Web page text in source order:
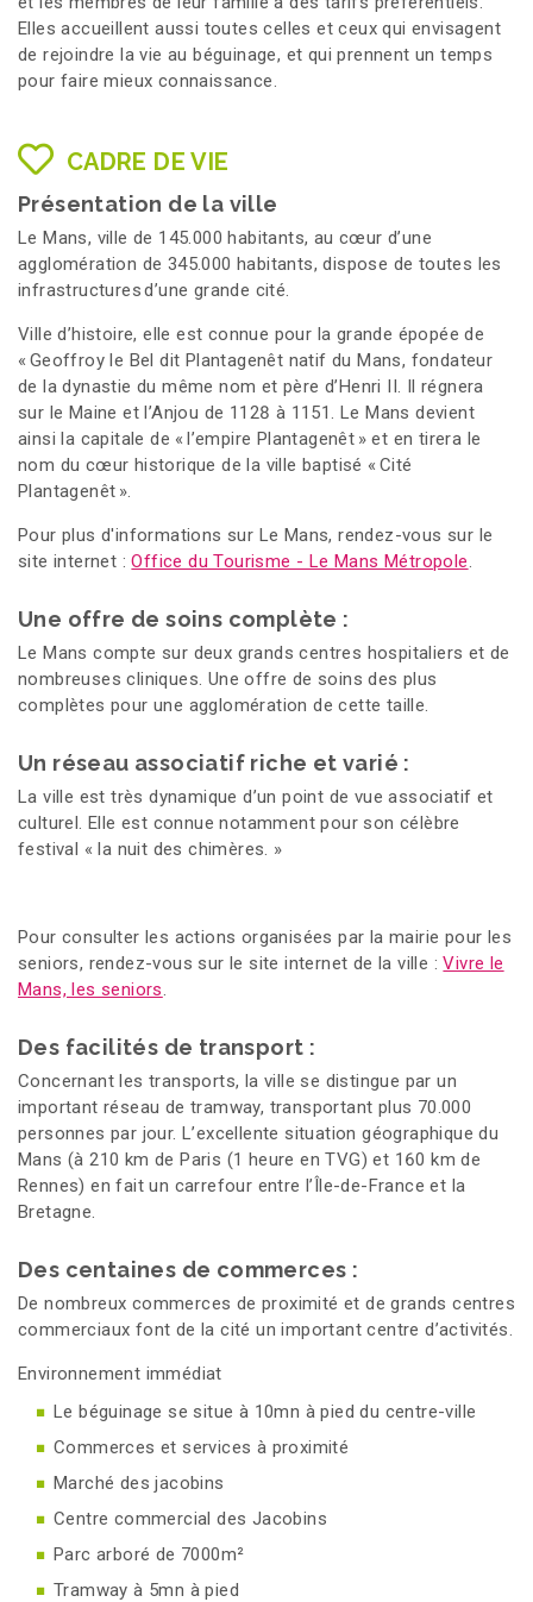
Elles accueillent aussi toutes celles et ceux qui envisagent
de rejoindre la vie au béguinage, et qui prennent un temps
pour faire mieux connaissance.
CADRE DE VIE
Présentation de la ville
Le Mans, ville de 145.000 habitants, au cœur d’une
agglomération de 345.000 habitants, dispose de toutes les
infrastructures d’une grande cité.
Ville d’histoire, elle est connue pour la grande épopée de
« Geoffroy le Bel dit Plantagenêt natif du Mans, fondateur
de la dynastie du même nom et père d’Henri II. Il régnera
sur le Maine et l’Anjou de 1128 à 1151. Le Mans devient
ainsi la capitale de « l’empire Plantagenêt » et en tirera le
nom du cœur historique de la ville baptisé « Cité
Plantagenêt ».
Pour plus d'informations sur Le Mans, rendez-vous sur le
site internet :Office du Tourisme - Le Mans Métropole.
Une offre de soins complète :
Le Mans compte sur deux grands centres hospitaliers et de
nombreuses cliniques. Une offre de soins des plus
complètes pour une agglomération de cette taille.
Un réseau associatif riche et varié :
La ville est très dynamique d’un point de vue associatif et
culturel. Elle est connue notamment pour son célèbre
festival « la nuit des chimères. »
Pour consulter les actions organisées par la mairie pour les
seniors, rendez-vous sur le site internet de la ville :Vivre le
Mans, les seniors.
Des facilités de transport :
Concernant les transports, la ville se distingue par un
important réseau de tramway, transportant plus 70.000
personnes par jour. L’excellente situation géographique du
Mans (à 210 km de Paris (1 heure en TVG) et 160 km de
Rennes) en fait un carrefour entre l’Île-de-France et la
Bretagne.
Des centaines de commerces :
De nombreux commerces de proximité et de grands centres
commerciaux font de la cité un important centre d’activités.
Environnement immédiat
Le béguinage se situe à 10mn à pied du centre-ville
Commerces et services à proximité
Marché des jacobins
Centre commercial des Jacobins
Parc arboré de 7000m²
Tramway à 5mn à pied